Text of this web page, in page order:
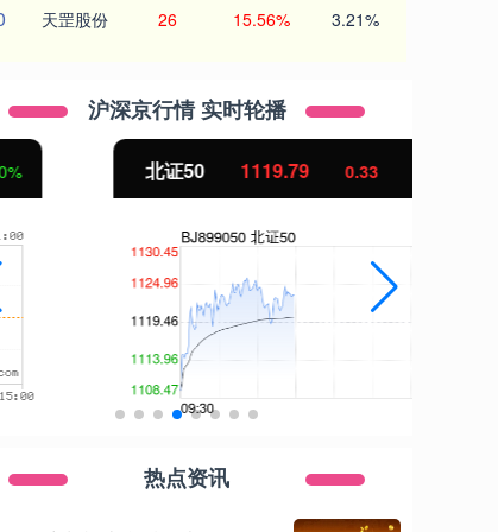
天罡股份 26 15.56% 3.21%
沪深京行情 实时轮播
1119.79 0.33 0.03%
热点资讯